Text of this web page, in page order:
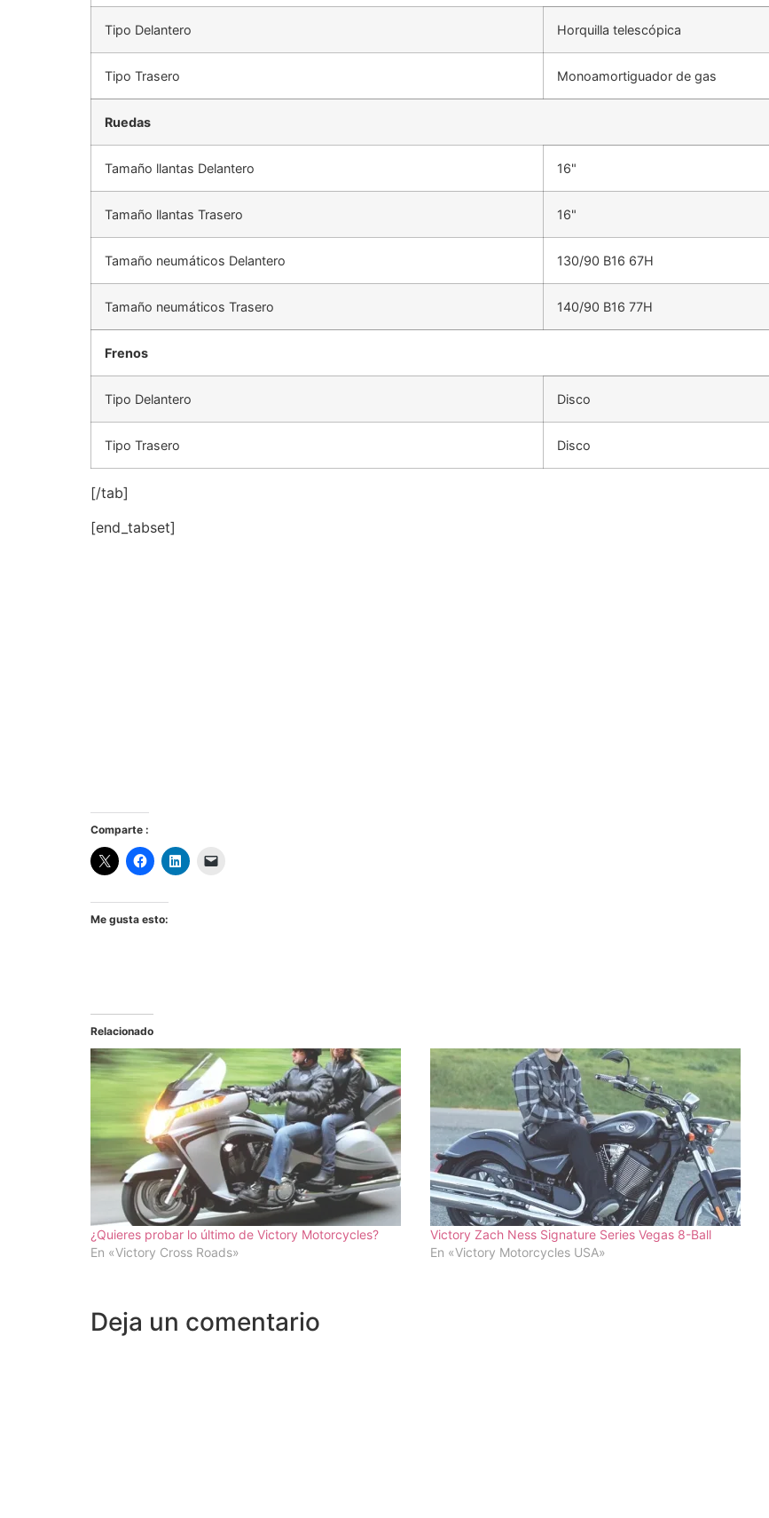
Tipo Delantero Horquilla telescópica
Tipo Trasero Monoamortiguador de gas
Ruedas
Tamaño llantas Delantero 16"
Tamaño llantas Trasero 16"
Tamaño neumáticos Delantero 130/90 B16 67H
Tamaño neumáticos Trasero 140/90 B16 77H
Frenos
Tipo Delantero Disco
Tipo Trasero Disco
[/tab]
[end_tabset]
Comparte :
Me gusta esto:
Relacionado
¿Quieres probar lo último de Victory Motorcycles?
En «Victory Cross Roads»
Victory Zach Ness Signature Series Vegas 8-Ball
En «Victory Motorcycles USA»
Deja un comentario